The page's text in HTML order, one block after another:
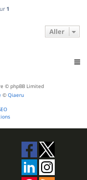
1
Aller
© phpBB Limited
© Qiaeru